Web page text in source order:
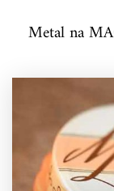
Metal na